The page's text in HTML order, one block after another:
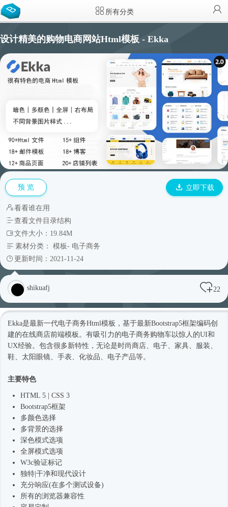
所有分类
设计精美的购物电商网站Html模板 - Ekka
预 览 立即下载
看看谁在用
查看文件目录结构
文件大小：19.84M
素材分类： 模板- 电子商务
更新时间：2021-11-24
shikuafj 22
Ekka是最新一代电子商务Html模板 ，基于最新Bootstrap5框架编码创
建的在线商店前端模板。有吸引力的电子商务购物车以惊人的UI和
UX经验。包含很多新特性，无论是 时尚商店、电子、家具、服装、
鞋、太阳眼镜、手表、化妆品、电子产品等。
主要特色
HTML 5 | CSS 3
Bootstrap5框架
多颜色选择
多背景的选择
深色模式选项
全屏模式选项
W3c验证标记
独特|干净和现代设计
充分响应(在多个测试设备)
所有的浏览器兼容性